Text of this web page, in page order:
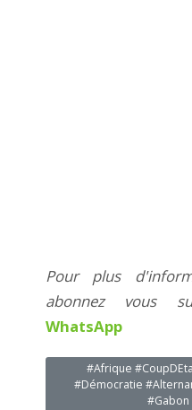
Pour plus
abonnez vous
WhatsApp
#Afrique
#Démocratie
#Gabon